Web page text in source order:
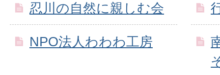
忍川の自然に親しむ会
NPO法人わわわ工房